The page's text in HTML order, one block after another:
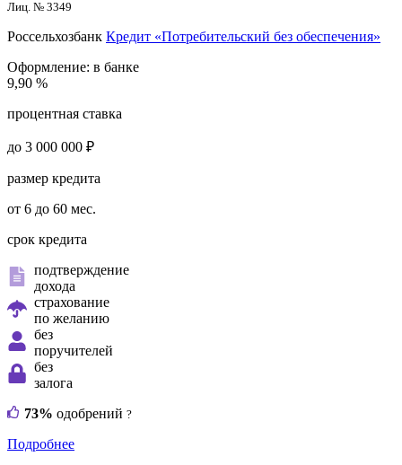
Лиц. № 3349
Россельхозбанк Кредит «Потребительский без обеспечения»
Оформление: в банке
9,90 %
процентная ставка
до 3 000 000 ₽
размер кредита
от 6 до 60 мес.
срок кредита
подтверждение
дохода
страхование
по желанию
без
поручителей
без
залога
73% одобрений ?
Подробнее